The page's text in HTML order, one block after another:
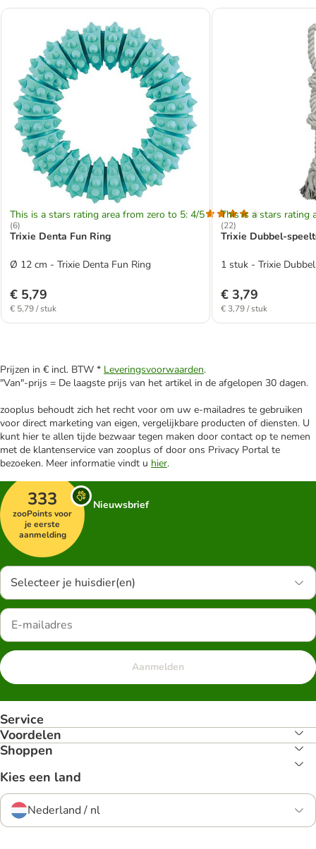
This is a stars rating area from zero to 5: 4/5
(6)
Trixie Denta Fun Ring
Ø 12 cm - Trixie Denta Fun Ring
€ 5,79
€ 5,79 / stuk
This is a stars rating
(22)
Trixie Dubbel-
1 stuk - Trixie
€ 3,79
€ 3,79 / stuk
Prijzen in € incl. BTW * Leveringsvoorwaarden.
"Van"-prijs = De laagste prijs van het artikel in de afgelopen 30 dagen.
zooplus behoudt zich het recht voor om uw e-mailadres te gebruiken
voor direct marketing van eigen, vergelijkbare producten of diensten. U
kunt hier te allen tijde bezwaar tegen maken door contact op te nemen
met de klantenservice van zooplus of door ons Privacy Portal te
bezoeken. Meer informatie vindt u hier.
333
zooPoints voor
je eerste
aanmelding
Nieuwsbrief
Selecteer je huisdier(en)
Aanmelden
Service
Voordelen
Shoppen
Kies een land
Nederland / nl